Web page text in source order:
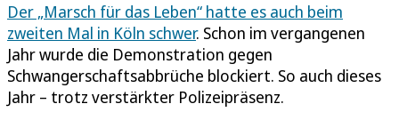
Der „Marsch für das Leben“ hatte es auch beim
zweiten Mal in Köln schwer. Schon im vergangenen
Jahr wurde die Demonstration gegen
Schwangerschaftsabbrüche blockiert. So auch dieses
Jahr – trotz verstärkter Polizeipräsenz.